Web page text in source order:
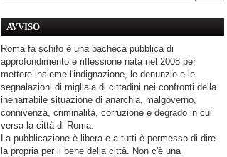
AVVISO
Roma fa schifo è una bacheca pubblica di
approfondimento e riflessione nata nel 2008 per
mettere insieme l'indignazione, le denunzie e le
segnalazioni di migliaia di cittadini nei confronti della
inenarrabile situazione di anarchia, malgoverno,
connivenza, criminalità, corruzione e degrado in cui
versa la città di Roma.
La pubblicazione è libera e a tutti è permesso di dire
la propria per il bene della città. Non c'è una